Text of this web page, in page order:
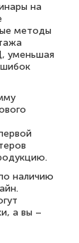
на
методы
уменьшая
наличию
а вы –